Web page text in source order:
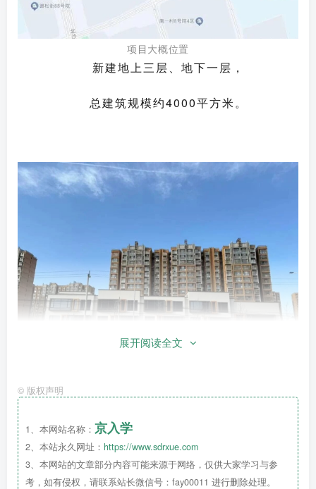
项目大概位置
新建地上三层、地下一层，
总建筑规模约4000平方米。
展开阅读全文
© 版权声明
1、本网站名称： 京入学
2、本站永久网址： https://www.sdrxue.com
3、本网站的文章部分内容可能来源于网络，仅供大家学习与参
考，如有侵权，请联系站长微信号：fay00011 进行删除处理。